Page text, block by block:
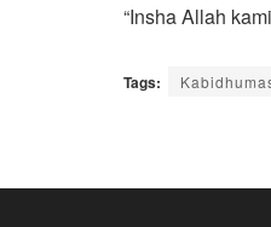
“Insha Allah
Tags: